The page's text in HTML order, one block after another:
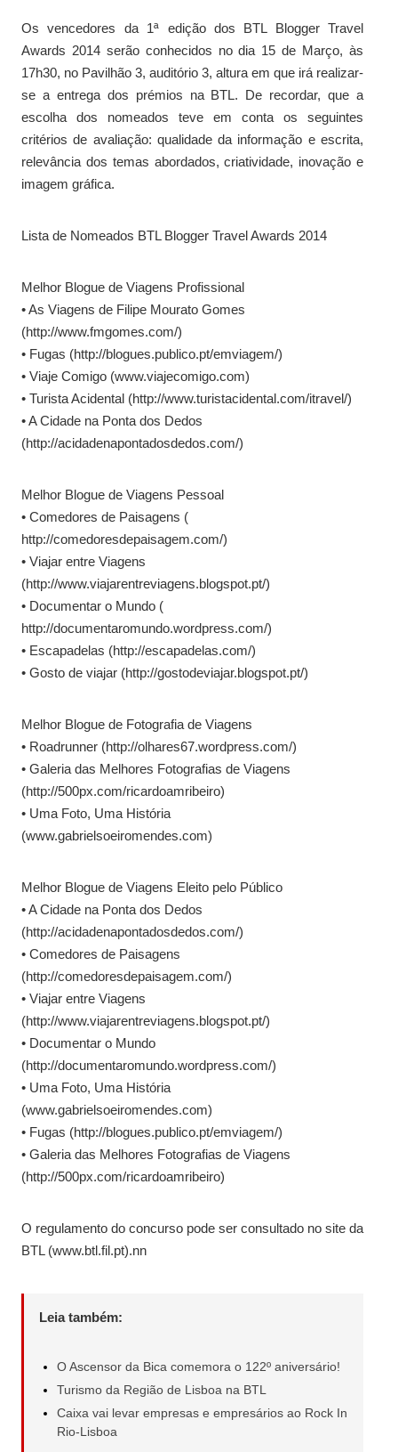
Os vencedores da 1ª edição dos BTL Blogger Travel
Awards 2014 serão conhecidos no dia 15 de Março, às
17h30, no Pavilhão 3, auditório 3, altura em que irá realizar-
se a entrega dos prémios na BTL. De recordar, que a
escolha dos nomeados teve em conta os seguintes
critérios de avaliação: qualidade da informação e escrita,
relevância dos temas abordados, criatividade, inovação e
imagem gráfica.
Lista de Nomeados BTL Blogger Travel Awards 2014
Melhor Blogue de Viagens Profissional
• As Viagens de Filipe Mourato Gomes
(http://www.fmgomes.com/)
• Fugas (http://blogues.publico.pt/emviagem/)
• Viaje Comigo (www.viajecomigo.com)
• Turista Acidental (http://www.turistacidental.com/itravel/)
• A Cidade na Ponta dos Dedos
(http://acidadenapontadosdedos.com/)
Melhor Blogue de Viagens Pessoal
• Comedores de Paisagens (
http://comedoresdepaisagem.com/)
• Viajar entre Viagens
(http://www.viajarentreviagens.blogspot.pt/)
• Documentar o Mundo (
http://documentaromundo.wordpress.com/)
• Escapadelas (http://escapadelas.com/)
• Gosto de viajar (http://gostodeviajar.blogspot.pt/)
Melhor Blogue de Fotografia de Viagens
• Roadrunner (http://olhares67.wordpress.com/)
• Galeria das Melhores Fotografias de Viagens
(http://500px.com/ricardoamribeiro)
• Uma Foto, Uma História
(www.gabrielsoeiromendes.com)
Melhor Blogue de Viagens Eleito pelo Público
• A Cidade na Ponta dos Dedos
(http://acidadenapontadosdedos.com/)
• Comedores de Paisagens
(http://comedoresdepaisagem.com/)
• Viajar entre Viagens
(http://www.viajarentreviagens.blogspot.pt/)
• Documentar o Mundo
(http://documentaromundo.wordpress.com/)
• Uma Foto, Uma História
(www.gabrielsoeiromendes.com)
• Fugas (http://blogues.publico.pt/emviagem/)
• Galeria das Melhores Fotografias de Viagens
(http://500px.com/ricardoamribeiro)
O regulamento do concurso pode ser consultado no site da
BTL (www.btl.fil.pt).nn
Leia também:
O Ascensor da Bica comemora o 122º aniversário!
Turismo da Região de Lisboa na BTL
Caixa vai levar empresas e empresários ao Rock In
Rio-Lisboa